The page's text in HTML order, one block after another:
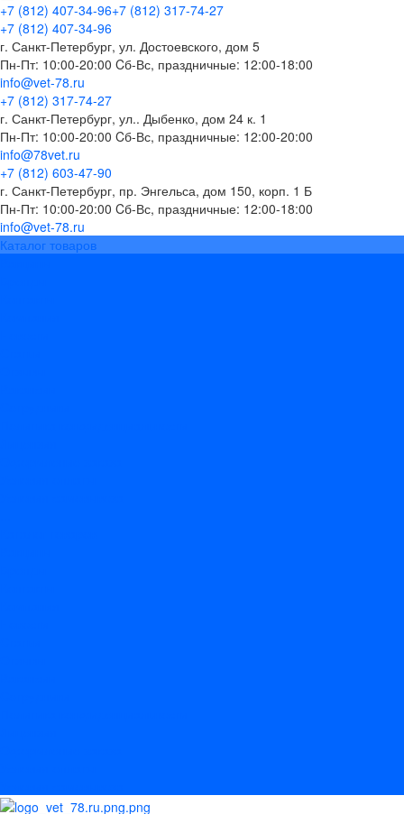
+7 (812) 407-34-96+7 (812) 317-74-27
+7 (812) 407-34-96
г. Санкт-Петербург, ул. Достоевского, дом 5
Пн-Пт: 10:00-20:00 Cб-Вс, праздничные: 12:00-18:00
info@vet-78.ru
+7 (812) 317-74-27
г. Санкт-Петербург, ул.. Дыбенко, дом 24 к. 1
Пн-Пт: 10:00-20:00 Cб-Вс, праздничные: 12:00-20:00
info@78vet.ru
+7 (812) 603-47-90
г. Санкт-Петербург, пр. Энгельса, дом 150, корп. 1 Б
Пн-Пт: 10:00-20:00 Cб-Вс, праздничные: 12:00-18:00
info@vet-78.ru
Каталог товаров